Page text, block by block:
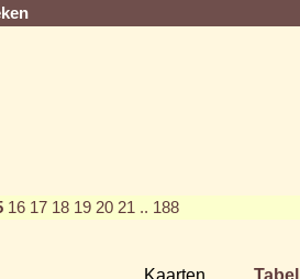
16 17 18 19 20 21 .. 188
Kaarten Tabel